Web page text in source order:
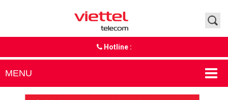
Hotline :
MENU